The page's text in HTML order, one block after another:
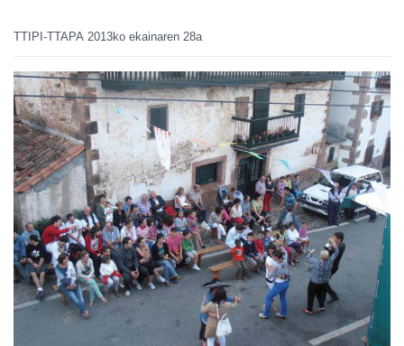
TTIPI-TTAPA 2013ko ekainaren 28a